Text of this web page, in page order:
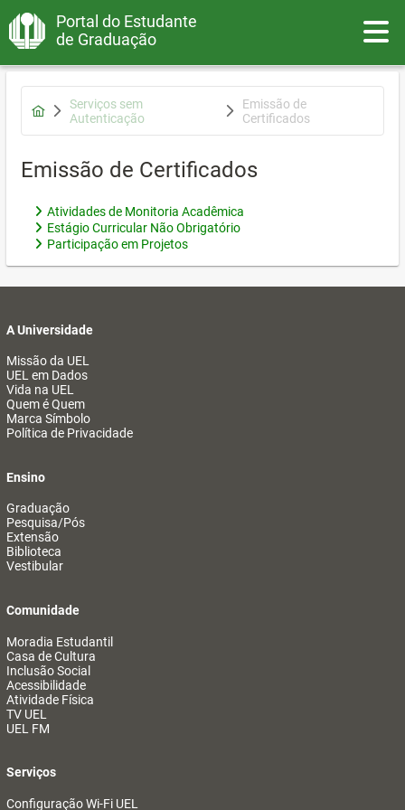
Portal do Estudante
de Graduação
Serviços sem
Autenticação
Emissão de
Certificados
Emissão de Certificados
Atividades de Monitoria Acadêmica
Estágio Curricular Não Obrigatório
Participação em Projetos
A Universidade
Missão da UEL
UEL em Dados
Vida na UEL
Quem é Quem
Marca Símbolo
Política de Privacidade
Ensino
Graduação
Pesquisa/Pós
Extensão
Biblioteca
Vestibular
Comunidade
Moradia Estudantil
Casa de Cultura
Inclusão Social
Acessibilidade
Atividade Física
TV UEL
UEL FM
Serviços
Configuração Wi-Fi UEL